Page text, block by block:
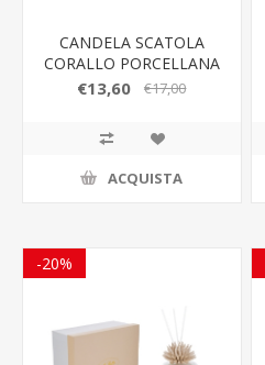
CANDELA SCATOLA
CORALLO PORCELLANA
BIANCA LE STELLE
€13,60 €17,00
ACQUISTA
-20%